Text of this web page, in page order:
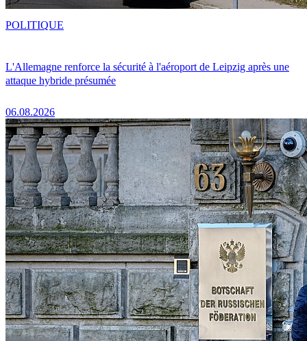
L'Allemagne renforce la sécurité à l'aéroport de Leipzig après une
attaque hybride présumée
06.08.2026
POLITIQUE